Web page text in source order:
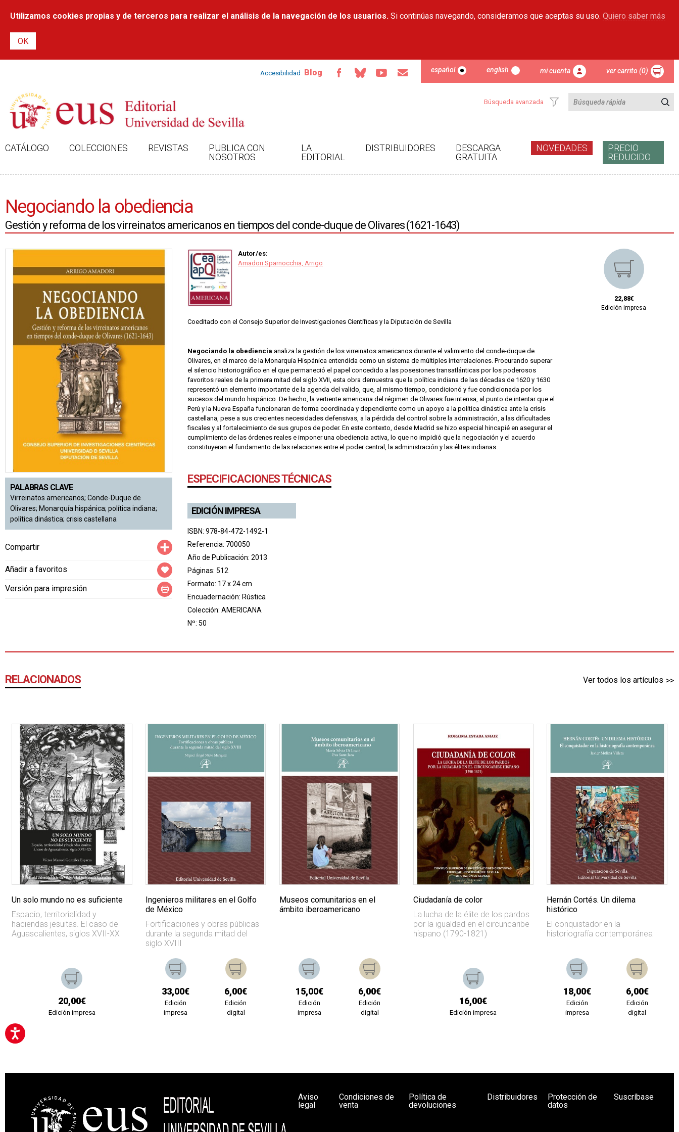
contenido
Utilizamos cookies propias y de terceros para realizar el análisis de la navegación de los usuarios. Si continúas navegando, consideramos que aceptas su uso. Quiero saber más
Accesibilidad Blog español english mi cuenta ver carrito (0)
Búsqueda avanzada
CATÁLOGO COLECCIONES REVISTAS
PUBLICA CON
NOSOTROS
LA
EDITORIAL
DISTRIBUIDORES
DESCARGA
GRATUITA
NOVEDADES
PRECIO
REDUCIDO
Negociando la obediencia
Gestión y reforma de los virreinatos americanos en tiempos del conde-duque de Olivares (1621-1643)
PALABRAS CLAVE
Virreinatos americanos; Conde-Duque de
Olivares; Monarquía hispánica; política indiana;
política dinástica; crisis castellana
Compartir Compartir
Añadir a favoritos
Versión para impresión
Autor/es:
Amadori Sparnocchia, Arrigo
Coeditado con el Consejo Superior de Investigaciones Científicas y la Diputación de Sevilla
Negociando la obediencia analiza la gestión de los virreinatos americanos durante el valimiento del conde-duque de
Olivares, en el marco de la Monarquía Hispánica entendida como un sistema de múltiples interrelaciones. Procurando superar
el silencio historiográfico en el que permaneció el papel concedido a las posesiones transatlánticas por los poderosos
favoritos reales de la primera mitad del siglo XVII, esta obra demuestra que la política indiana de las décadas de 1620 y 1630
representó un elemento importante de la agenda del valido, que, al mismo tiempo, condicionó y fue condicionada por los
sucesos del mundo hispánico. De hecho, la vertiente americana del régimen de Olivares fue intensa, al punto de intentar que el
Perú y la Nueva España funcionaran de forma coordinada y dependiente como un apoyo a la política dinástica ante la crisis
castellana, pese a sus crecientes necesidades defensivas, a la pérdida del control sobre la administración, a las dificultades
fiscales y al fortalecimiento de sus grupos de poder. En este contexto, desde Madrid se hizo especial hincapié en asegurar el
cumplimiento de las órdenes reales e imponer una obediencia activa, lo que no impidió que la negociación y el acuerdo
constituyeran el fundamento de las relaciones entre el poder central, la administración y las élites indianas.
ESPECIFICACIONES TÉCNICAS
EDICIÓN IMPRESA
ISBN: 978-84-472-1492-1
Referencia: 700050
Año de Publicación: 2013
Páginas: 512
Formato: 17 x 24 cm
Encuadernación: Rústica
Colección: AMERICANA
Nº: 50
22,88€
Edición impresa
RELACIONADOS Ver todos los artículos
Un solo mundo no es suficiente
Espacio, territorialidad y
haciendas jesuitas. El caso de
Aguascalientes, siglos XVII-XX
20,00€
Edición impresa
Ingenieros militares en el Golfo
de México
Fortificaciones y obras públicas
durante la segunda mitad del
siglo XVIII
33,00€
Edición
impresa
6,00€
Edición
digital
Museos comunitarios en el
ámbito iberoamericano
15,00€
Edición
impresa
6,00€
Edición
digital
Ciudadanía de color
La lucha de la élite de los pardos
por la igualdad en el circuncaribe
hispano (1790-1821)
16,00€
Edición impresa
Hernán Cortés. Un dilema
histórico
El conquistador en la
historiografía contemporánea
18,00€
Edición
impresa
6,00€
Edición
digital
Aviso
legal
Condiciones de
venta
Política de
devoluciones
Distribuidores
Protección de
datos
Suscríbase